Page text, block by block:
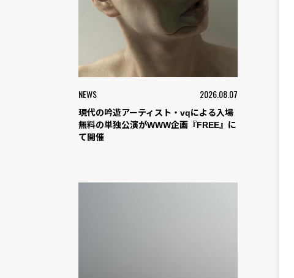
NEWS 2026.08.07
現代の吟遊アーティスト・vqによる入場
無料の単独公演がWWW企画『FREE』に
て開催